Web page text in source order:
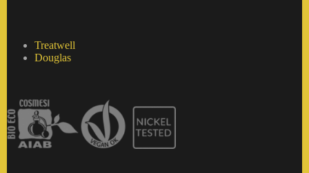
Treatwell
Douglas